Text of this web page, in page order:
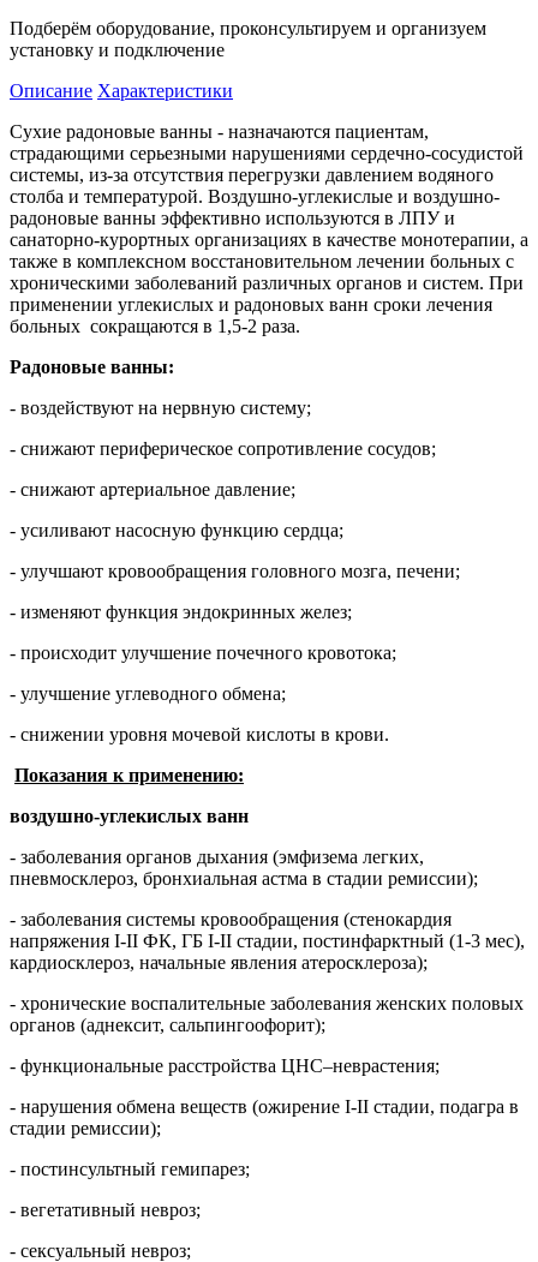
Подберём оборудование, проконсультируем и организуем
установку и подключение
Описание Характеристики
Сухие радоновые ванны - назначаются пациентам,
страдающими серьезными нарушениями сердечно-сосудистой
системы, из-за отсутствия перегрузки давлением водяного
столба и температурой. Воздушно-углекислые и воздушно-
радоновые ванны эффективно используются в ЛПУ и
санаторно-курортных организациях в качестве монотерапии, а
также в комплексном восстановительном лечении больных с
хроническими заболеваний различных органов и систем. При
применении углекислых и радоновых ванн сроки лечения
больных сокращаются в 1,5-2 раза.
Радоновые ванны:
- воздействуют на нервную систему;
- снижают периферическое сопротивление сосудов;
- снижают артериальное давление;
- усиливают насосную функцию сердца;
- улучшают кровообращения головного мозга, печени;
- изменяют функция эндокринных желез;
- происходит улучшение почечного кровотока;
- улучшение углеводного обмена;
- снижении уровня мочевой кислоты в крови.
Показания к применению:
воздушно-углекислых ванн
- заболевания органов дыхания (эмфизема легких,
пневмосклероз, бронхиальная астма в стадии ремиссии);
- заболевания системы кровообращения (стенокардия
напряжения I-II ФК, ГБ I-II стадии, постинфарктный (1-3 мес),
кардиосклероз, начальные явления атеросклероза);
- хронические воспалительные заболевания женских половых
органов (аднексит, сальпингоофорит);
- функциональные расстройства ЦНС–неврастения;
- нарушения обмена веществ (ожирение I-II стадии, подагра в
стадии ремиссии);
- постинсультный гемипарез;
- вегетативный невроз;
- сексуальный невроз;